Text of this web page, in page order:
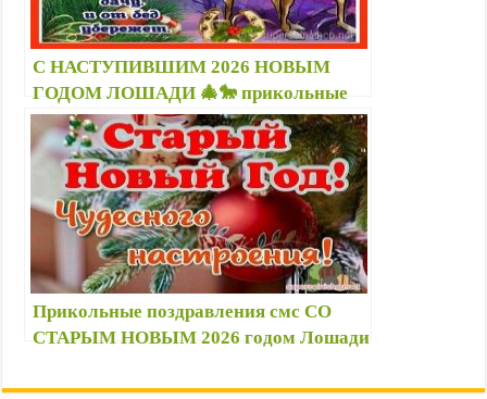
С НАСТУПИВШИМ 2026 НОВЫМ
ГОДОМ ЛОШАДИ 🎄🐎 прикольные
стихи, картинки с лошадками — 1
января открытки, поздравление
Прикольные поздравления смс СО
СТАРЫМ НОВЫМ 2026 годом Лошади